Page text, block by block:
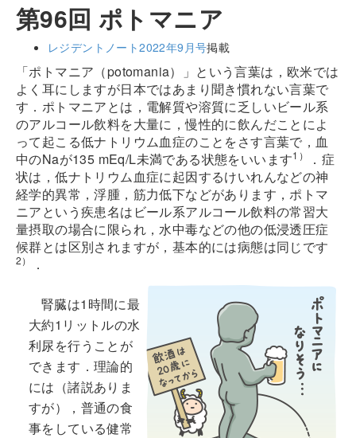
第96回 ポトマニア
レジデントノート2022年9月号掲載
「ポトマニア（potomania）」という言葉は，欧米では
よく耳にしますが日本ではあまり聞き慣れない言葉で
す．ポトマニアとは，電解質や溶質に乏しいビール系
のアルコール飲料を大量に，慢性的に飲んだことによ
って起こる低ナトリウム血症のことをさす言葉で，血
中のNaが135 mEq/L未満である状態をいいます1）
．症
状は，低ナトリウム血症に起因するけいれんなどの神
経学的異常，浮腫，筋力低下などがあります，ポトマ
ニアという疾患名はビール系アルコール飲料の常習大
量摂取の場合に限られ，水中毒などの他の低浸透圧症
候群とは区別されますが，基本的には病態は同じです
2） ．
腎臓は1時間に最
大約1リットルの水
利尿を行うことが
できます．理論的
には（諸説ありま
すが），普通の食
事をしている健常